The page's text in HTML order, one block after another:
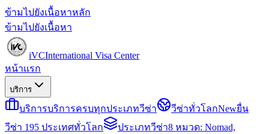
ข้ามไปยังเนื้อหาหลัก
ข้ามไปยังเนื้อหา
iVCInternational Visa Center
หน้าแรก
บริการ
บริการบริการครบทุกประเภทวีซ่า วีซ่าทั่วโลกNewยื่น
วีซ่า 195 ประเทศทั่วโลก
ประเภทวีซ่า8 หมวด: Nomad,